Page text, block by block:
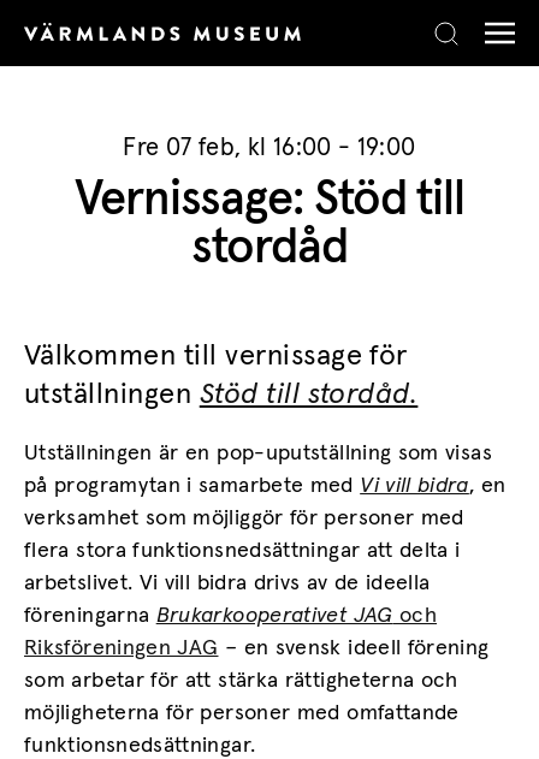
Fre 07 feb, kl 16:00 - 19:00
Vernissage: Stöd till
stordåd
Välkommen till vernissage för
utställningen Stöd till stordåd.
Utställningen är en pop-uputställning som visas
på programytan i samarbete med Vi vill bidra, en
verksamhet som möjliggör för personer med
flera stora funktionsnedsättningar att delta i
arbetslivet. Vi vill bidra drivs av de ideella
föreningarna Brukarkooperativet JAG och
Riksföreningen JAG – en svensk ideell förening
som arbetar för att stärka rättigheterna och
möjligheterna för personer med omfattande
funktionsnedsättningar.